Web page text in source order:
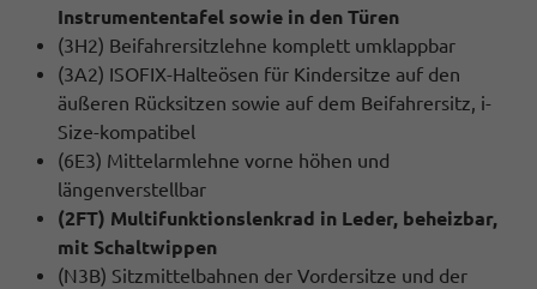
Instrumententafel sowie in den Türen
(3H2) Beifahrersitzlehne komplett umklappbar
(3A2) ISOFIX-Halteösen für Kindersitze auf den
äußeren Rücksitzen sowie auf dem Beifahrersitz, i-
Size-kompatibel
(6E3) Mittelarmlehne vorne höhen und
längenverstellbar
(2FT) Multifunktionslenkrad in Leder, beheizbar,
mit Schaltwippen
(N3B) Sitzmittelbahnen der Vordersitze und der